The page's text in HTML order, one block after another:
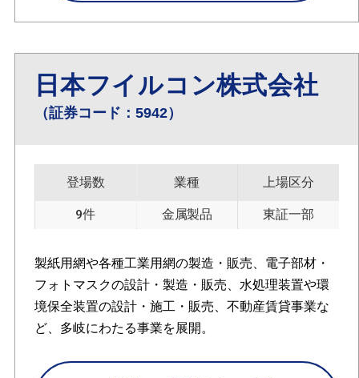
日本フイルコン株式会社
（証券コード：5942）
登場数
9件
業種
金属製品
上場区分
東証一部
製紙用網や各種工業用網の製造・販売、電子部材・
フォトマスクの設計・製造・販売、水処理装置や環
境保全装置の設計・施工・販売、不動産賃貸事業な
ど、多岐にわたる事業を展開。